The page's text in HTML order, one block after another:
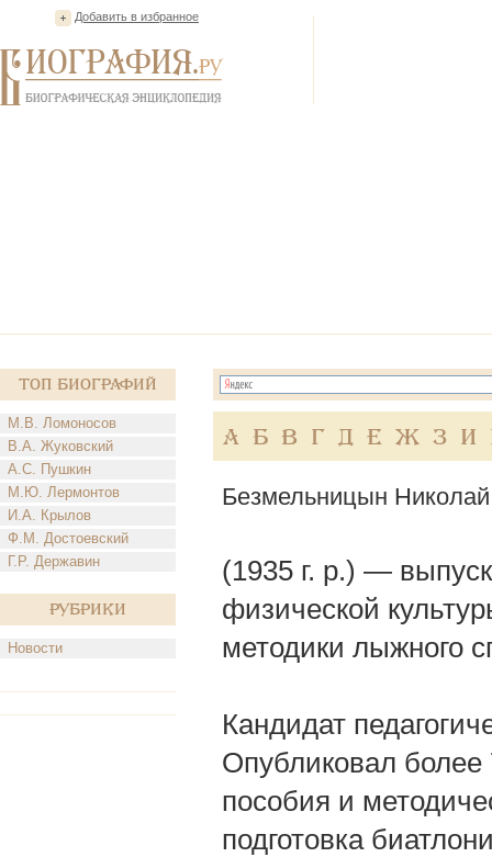
Добавить в избранное
Топ Биографий
М.В. Ломоносов
В.А. Жуковский
А.С. Пушкин
М.Ю. Лермонтов
И.А. Крылов
Ф.М. Достоевский
Г.Р. Державин
Рубрики
Новости
А Б В Г Д Е Ж З И
Безмельницын Николай
(1935 г. р.) —
физической
методики лыжного
Кандидат
Опубликовал
пособия и
подготовка